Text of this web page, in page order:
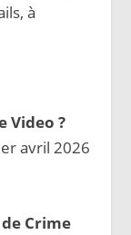
à
Video ?
avril 2026
Crime